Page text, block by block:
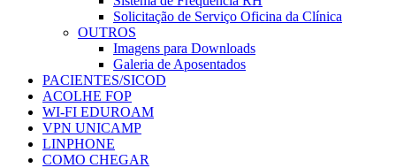
Solicitação de Serviço Oficina da Clínica
OUTROS
Imagens para Downloads
Galeria de Aposentados
PACIENTES/SICOD
ACOLHE FOP
WI-FI EDUROAM
VPN UNICAMP
LINPHONE
COMO CHEGAR